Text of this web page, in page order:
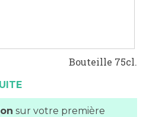
Bouteille 75cl.
sur votre première